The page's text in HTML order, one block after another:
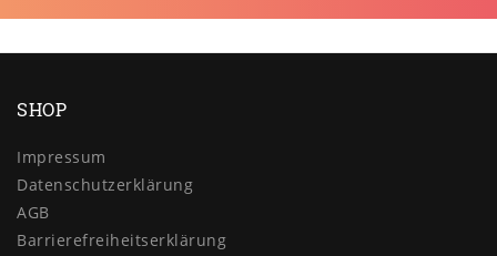
SHOP
Impressum
Daten­schutz­erklärung
AGB
Barrierefreiheitserklärung